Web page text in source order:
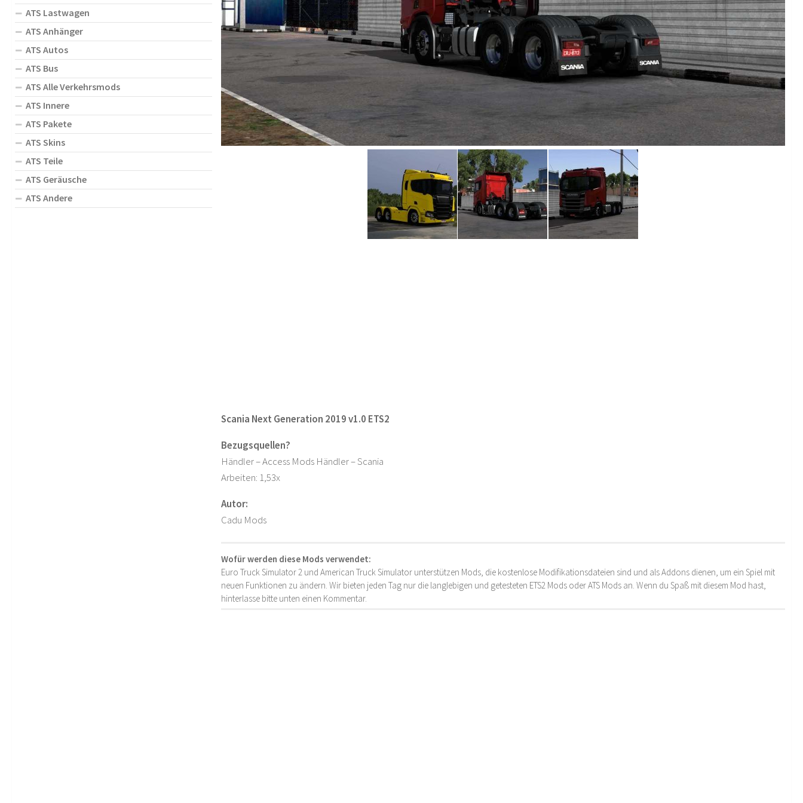
Scania Next Generation 2019 v1.0 ETS2
Bezugsquellen?
Händler – Access Mods Händler – Scania
Arbeiten: 1,53x
Autor:
Cadu Mods
Wofür werden diese Mods verwendet:
Euro Truck Simulator 2 und American Truck Simulator unterstützen Mods, die kostenlose Modifikationsdateien sind und als Addons dienen, um ein Spiel mit
neuen Funktionen zu ändern. Wir bieten jeden Tag nur die langlebigen und getesteten ETS2 Mods oder ATS Mods an. Wenn du Spaß mit diesem Mod hast,
hinterlasse bitte unten einen Kommentar.
ATS Lastwagen
ATS Anhänger
ATS Autos
ATS Bus
ATS Alle Verkehrsmods
ATS Innere
ATS Pakete
ATS Skins
ATS Teile
ATS Geräusche
ATS Andere